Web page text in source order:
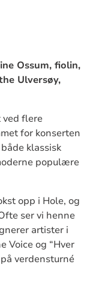
Ossum, fiolin,
Ulversøy,
ved flere
for konserten
klassisk
populære
opp i Hole, og
ser vi henne
artister i
Voice og “Hver
verdensturné